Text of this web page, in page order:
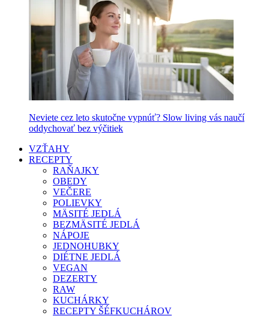
Neviete cez leto skutočne vypnúť? Slow living vás naučí
oddychovať bez výčitiek
VZŤAHY
RECEPTY
RAŇAJKY
OBEDY
VEČERE
POLIEVKY
MÄSITÉ JEDLÁ
BEZMÄSITÉ JEDLÁ
NÁPOJE
JEDNOHUBKY
DIÉTNE JEDLÁ
VEGAN
DEZERTY
RAW
KUCHÁRKY
RECEPTY ŠÉFKUCHÁROV